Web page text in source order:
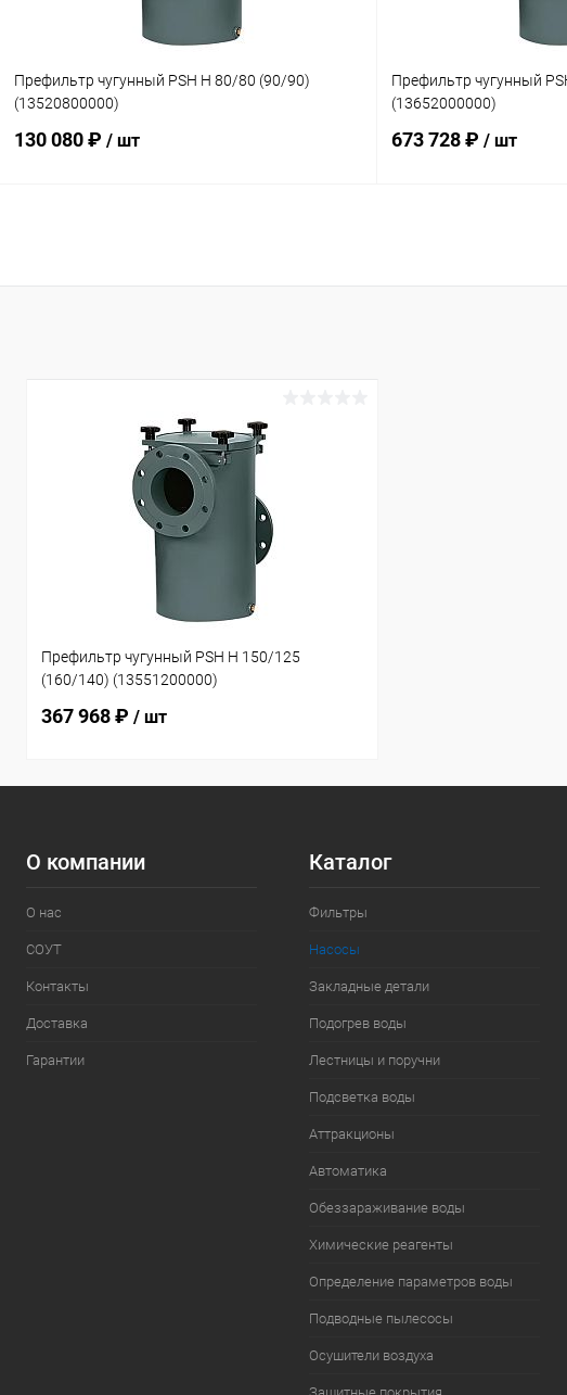
Префильтр чугунный PSH H 80/80 (90/90)
(13520800000)
130 080 ₽ / шт
В избранное
Префильтр чугунный
(13652000000)
673 728 ₽ / шт
В избранное
Префильтр чугунный PSH H 150/125
(160/140) (13551200000)
367 968 ₽ / шт
О компании
О нас
СОУТ
Контакты
Доставка
Гарантии
Каталог
Фильтры
Насосы
Закладные детали
Подогрев воды
Лестницы и поручни
Подсветка воды
Аттракционы
Автоматика
Обеззараживание воды
Химические реагенты
Определение параметров воды
Подводные пылесосы
Осушители воздуха